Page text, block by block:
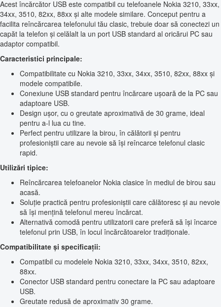
Acest încărcător USB este compatibil cu telefoanele Nokia 3210, 33xx,
34xx, 3510, 82xx, 88xx și alte modele similare. Conceput pentru a
facilita reîncărcarea telefonului tău clasic, trebuie doar să conectezi un
capăt la telefon și celălalt la un port USB standard al oricărui PC sau
adaptor compatibil.
Caracteristici principale:
Compatibilitate cu Nokia 3210, 33xx, 34xx, 3510, 82xx, 88xx și
modele compatibile.
Conexiune USB standard pentru încărcare ușoară de la PC sau
adaptoare USB.
Design ușor, cu o greutate aproximativă de 30 grame, ideal
pentru a-l lua cu tine.
Perfect pentru utilizare la birou, în călătorii și pentru
profesioniștii care au nevoie să își reîncarce telefonul clasic
rapid.
Utilizări tipice:
Reîncărcarea telefoanelor Nokia clasice în mediul de birou sau
acasă.
Soluție practică pentru profesioniștii care călătoresc și au nevoie
să își mențină telefonul mereu încărcat.
Alternativă comodă pentru utilizatorii care preferă să își încarce
telefonul prin USB, în locul încărcătoarelor tradiționale.
Compatibilitate și specificații:
Compatibil cu modelele Nokia 3210, 33xx, 34xx, 3510, 82xx,
88xx.
Conector USB standard pentru conectare la PC sau adaptoare
USB.
Greutate redusă de aproximativ 30 grame.